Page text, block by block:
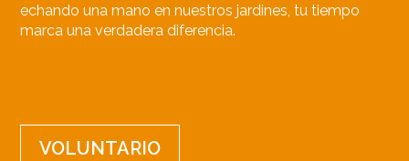
echando una mano en nuestros jardines, tu tiempo
marca una verdadera diferencia.
VOLUNTARIO